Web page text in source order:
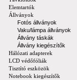
Elemtartók
Állványok
Fotós állványok
Vaku/lámpa állványok
Állvány táskák
Állvány kiegészítők
Hálózati adapterek
LCD védőfóliák
Tisztító eszközök
Notebook kiegészítők